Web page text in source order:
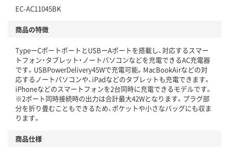
EC-AC11045BK
商品の特徴
TypeーCポートポートとUSBーAポートを搭載し、対応するスマー
トフォン・タブレット・ノートパソコンなどを充電できるAC充電器
です。USBPowerDelivery45Wで充電可能。MacBookAirなどの対
応するノートパソコンや、iPadなどのタブレットも充電できます。
iPhoneなどのスマートフォンを2台同時に充電できるモデルです。
※2ポート同時接続時の出力は合計最大42Wとなります。プラグ部
分を折り畳むこともできるため、ポケットや小さなバッグにも収ま
ります。
商品仕様